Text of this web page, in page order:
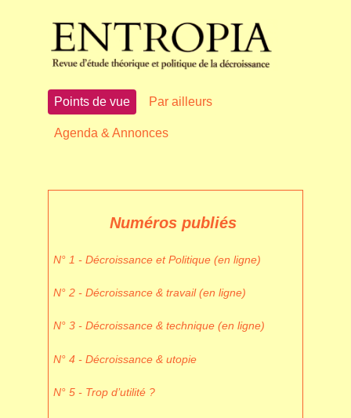
Points de vue Par ailleurs
Agenda & Annonces
Numéros publiés
N° 1 - Décroissance et Politique (en ligne)
N° 2 - Décroissance & travail (en ligne)
N° 3 - Décroissance & technique (en ligne)
N° 4 - Décroissance & utopie
N° 5 - Trop d’utilité ?